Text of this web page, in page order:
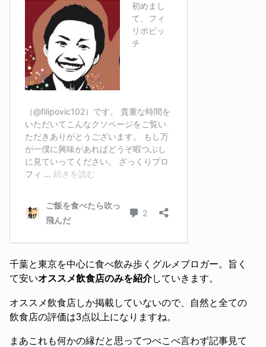
千葉と東京を中心に食べ飲み歩くグルメブロガー。旨く
て安いオススメ飲食店のみを紹介していきます。
オススメ飲食店しか掲載していないので、自然と全ての
飲食店の評価は3点以上になりますね。
まあこれも何かの縁だと思ってつべこべ言わず記事見て